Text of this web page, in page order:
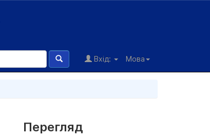
Мова
Вхід:
Перегляд